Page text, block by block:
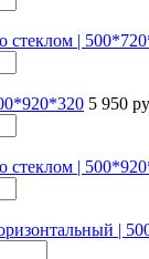
|
5 950
|
|